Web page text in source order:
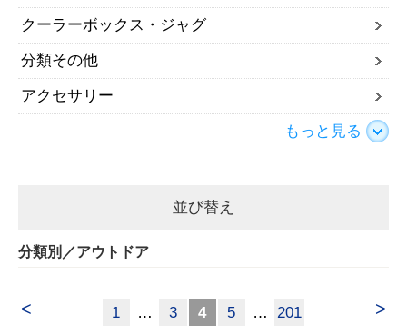
クーラーボックス・ジャグ
分類その他
アクセサリー
もっと見る
並び替え
分類別／アウトドア
< >
1 … 3 4 5 … 201